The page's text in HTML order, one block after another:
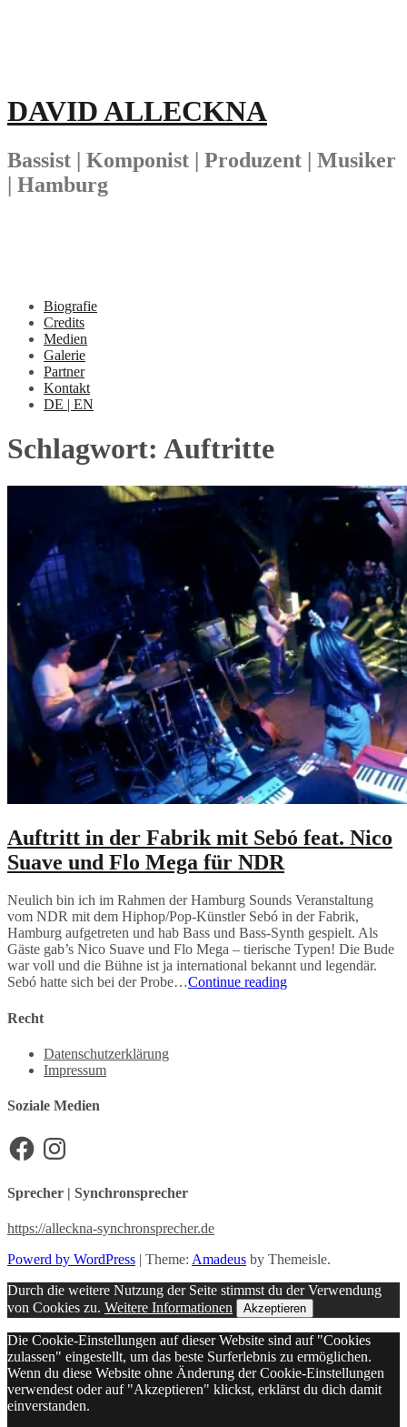
DAVID ALLECKNA
Bassist | Komponist | Produzent | Musiker
| Hamburg
Biografie
Credits
Medien
Galerie
Partner
Kontakt
DE | EN
Schlagwort: Auftritte
Auftritt in der Fabrik mit Sebó feat. Nico
Suave und Flo Mega für NDR
Neulich bin ich im Rahmen der Hamburg Sounds Veranstaltung
vom NDR mit dem Hiphop/Pop-Künstler Sebó in der Fabrik,
Hamburg aufgetreten und hab Bass und Bass-Synth gespielt. Als
Gäste gab’s Nico Suave und Flo Mega – tierische Typen! Die Bude
war voll und die Bühne ist ja international bekannt und legendär.
Sebó hatte sich bei der Probe…Continue readingAuftritt
Recht
Datenschutzerklärung
Impressum
Soziale Medien
FacebookInstagram
Sprecher | Synchronsprecher
https://alleckna-synchronsprecher.de
Powerd by WordPress | Theme: Amadeus by Themeisle.
Durch die weitere Nutzung der Seite stimmst du der Verwendung
von Cookies zu. Weitere Informationen Akzeptieren
Die Cookie-Einstellungen auf dieser Website sind auf "Cookies
zulassen" eingestellt, um das beste Surferlebnis zu ermöglichen.
Wenn du diese Website ohne Änderung der Cookie-Einstellungen
verwendest oder auf "Akzeptieren" klickst, erklärst du dich damit
einverstanden.